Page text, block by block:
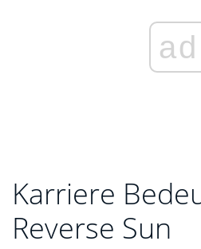
ad
Karriere
Reverse Sun